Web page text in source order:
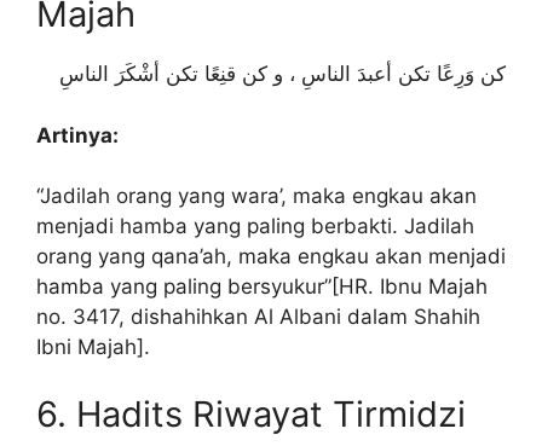
Majah
كن وَرِعًا تكن أعبدَ الناسِ ، و كن قنِعًا تكن أشْكَرَ الناسِ
Artinya:
“Jadilah orang yang wara’, maka engkau akan
menjadi hamba yang paling berbakti. Jadilah
orang yang qana’ah, maka engkau akan menjadi
hamba yang paling bersyukur”[HR. Ibnu Majah
no. 3417, dishahihkan Al Albani dalam Shahih
Ibni Majah].
6. Hadits Riwayat Tirmidzi